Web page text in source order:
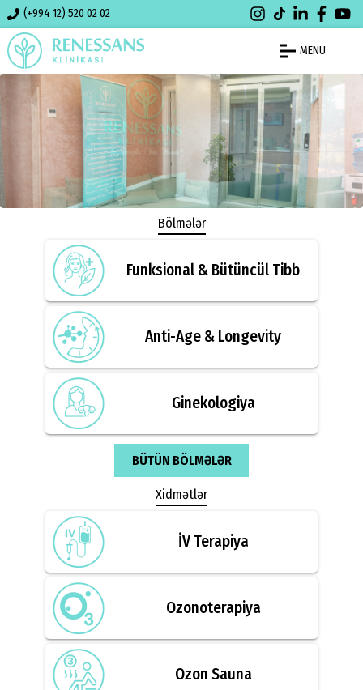
(+994 12) 520 02 02
MENU
Bölmələr
Funksional & Bütüncül Tibb
Anti-Age & Longevity
Ginekologiya
BÜTÜN BÖLMƏLƏR
Xidmətlər
İV Terapiya
Ozonoterapiya
Ozon Sauna